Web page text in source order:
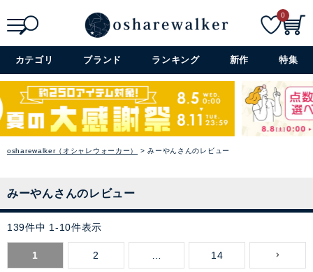
詳細検索+
0
カテゴリ ブランド ランキング 新作 特集
osharewalker（オシャレウォーカー） みーやんさんのレビュー
みーやんさんのレビュー
139件中 1 -10件表示
1 2 14